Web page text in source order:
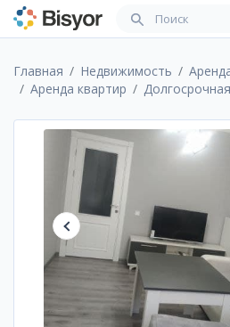
Главная Недвижимость
Аренда квартир